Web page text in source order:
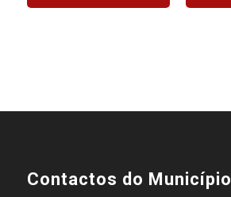
Contactos do Município